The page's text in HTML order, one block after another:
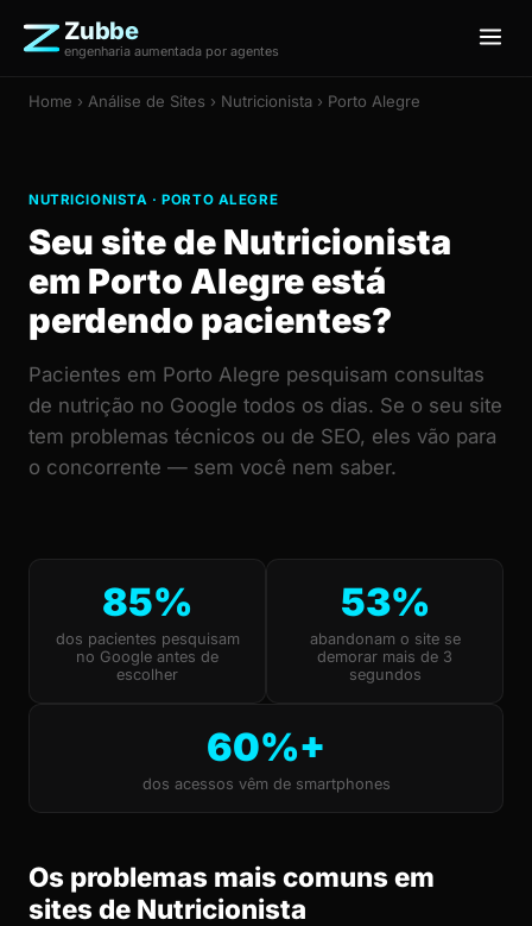
Zubbe
engenharia aumentada por agentes
Home › Análise de Sites › Nutricionista › Porto Alegre
NUTRICIONISTA · PORTO ALEGRE
Seu site de Nutricionista
em Porto Alegre está
perdendo pacientes?
Pacientes em Porto Alegre pesquisam consultas
de nutrição no Google todos os dias. Se o seu site
tem problemas técnicos ou de SEO, eles vão para
o concorrente — sem você nem saber.
85%
dos pacientes pesquisam
no Google antes de
escolher
53%
abandonam o site se
demorar mais de 3
segundos
60%+
dos acessos vêm de smartphones
Os problemas mais comuns em
sites de Nutricionista